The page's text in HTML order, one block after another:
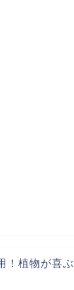
！植物が喜ぶ